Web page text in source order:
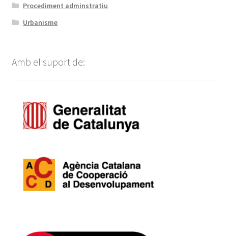
Procediment adminstratiu
Urbanisme
Amb el suport de: